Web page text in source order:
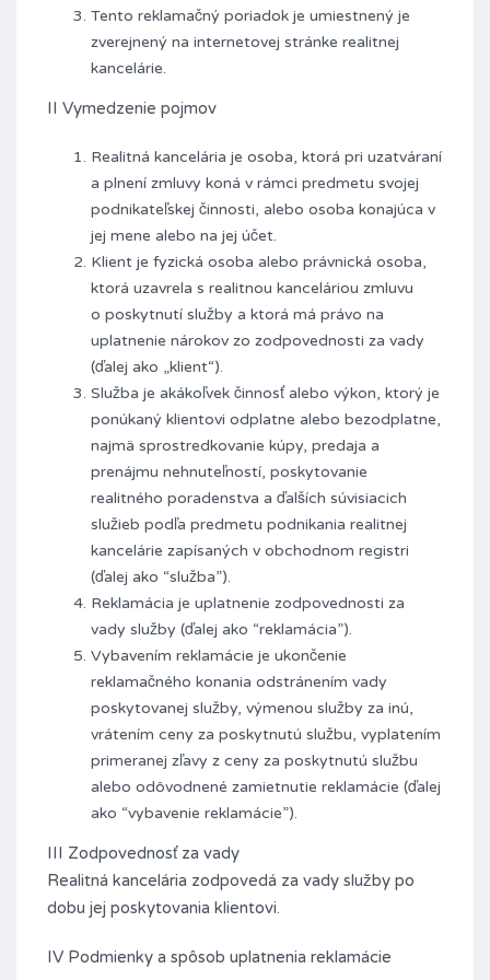
Tento reklamačný poriadok je umiestnený je
zverejnený na internetovej stránke realitnej
kancelárie.
II Vymedzenie pojmov
Realitná kancelária je osoba, ktorá pri uzatváraní
a plnení zmluvy koná v rámci predmetu svojej
podnikateľskej činnosti, alebo osoba konajúca v
jej mene alebo na jej účet.
Klient je fyzická osoba alebo právnická osoba,
ktorá uzavrela s realitnou kanceláriou zmluvu
o poskytnutí služby a ktorá má právo na
uplatnenie nárokov zo zodpovednosti za vady
(ďalej ako „klient“).
Služba je akákoľvek činnosť alebo výkon, ktorý je
ponúkaný klientovi odplatne alebo bezodplatne,
najmä sprostredkovanie kúpy, predaja a
prenájmu nehnuteľností, poskytovanie
realitného poradenstva a ďalších súvisiacich
služieb podľa predmetu podnikania realitnej
kancelárie zapísaných v obchodnom registri
(ďalej ako “služba”).
Reklamácia je uplatnenie zodpovednosti za
vady služby (ďalej ako “reklamácia”).
Vybavením reklamácie je ukončenie
reklamačného konania odstránením vady
poskytovanej služby, výmenou služby za inú,
vrátením ceny za poskytnutú službu, vyplatením
primeranej zľavy z ceny za poskytnutú službu
alebo odôvodnené zamietnutie reklamácie (ďalej
ako “vybavenie reklamácie”).
III Zodpovednosť za vady
Realitná kancelária zodpovedá za vady služby po
dobu jej poskytovania klientovi.
IV Podmienky a spôsob uplatnenia reklamácie